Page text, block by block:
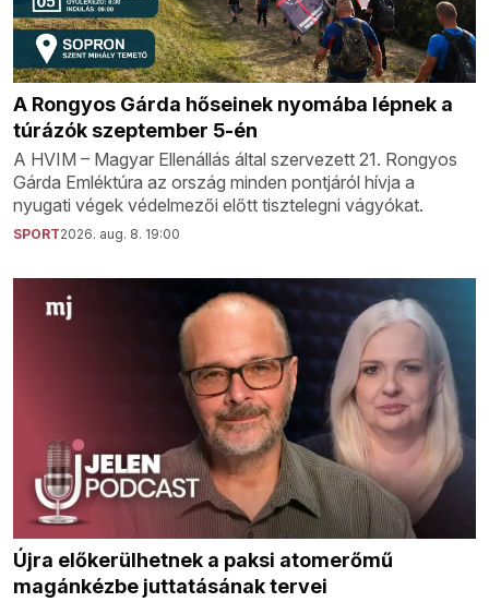
A Rongyos Gárda hőseinek nyomába lépnek a
túrázók szeptember 5-én
A HVIM – Magyar Ellenállás által szervezett 21. Rongyos
Gárda Emléktúra az ország minden pontjáról hívja a
nyugati végek védelmezői előtt tisztelegni vágyókat.
SPORT2026. aug. 8. 19:00
Újra előkerülhetnek a paksi atomerőmű
magánkézbe juttatásának tervei